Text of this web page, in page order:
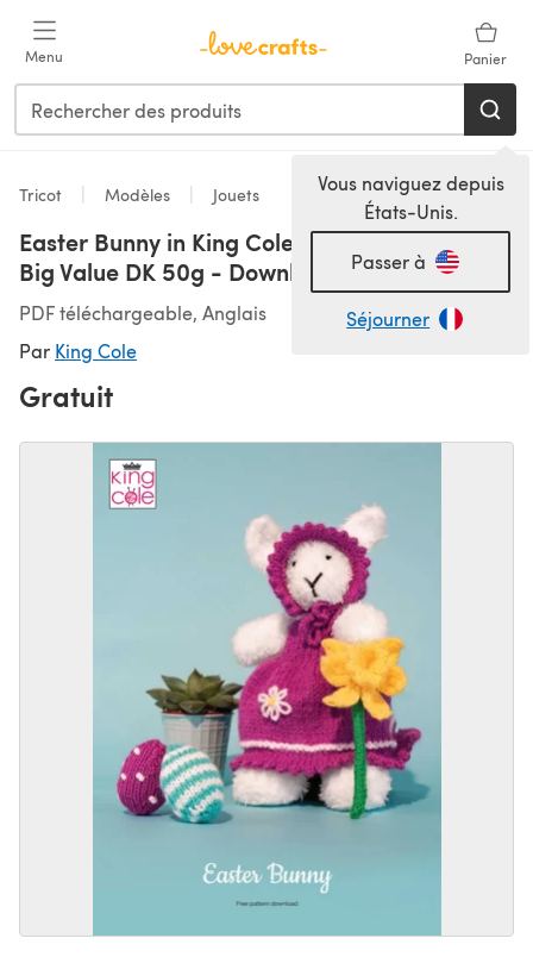
Menu Panier
Vous naviguez depuis
États-Unis.
Passer à
Séjourner
Tricot Modèles Jouets
Easter Bunny in King Cole Truffle & King Cole
Big Value DK 50g - Downloadable PDF
PDF téléchargeable, Anglais
Par King Cole
Gratuit